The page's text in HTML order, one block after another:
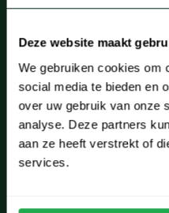
Deze website maakt
We gebruiken cookies om
social media te bieden en
over uw gebruik van onze
analyse. Deze partners
aan ze heeft verstrekt of
services.
Hillegom
Leiderdorp
Lisse
Noordwijk